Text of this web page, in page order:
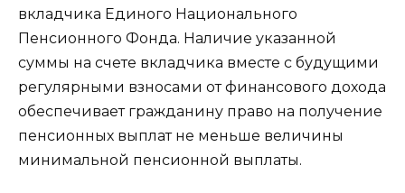
вкладчика Единого Национального
Пенсионного Фонда. Наличие указанной
суммы на счете вкладчика вместе с будущими
регулярными взносами от финансового дохода
обеспечивает гражданину право на получение
пенсионных выплат не меньше величины
минимальной пенсионной выплаты.